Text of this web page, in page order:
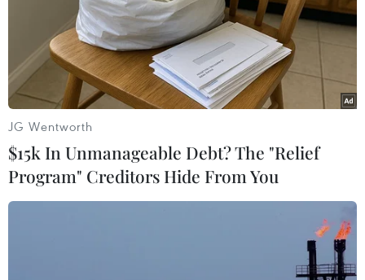
IS công bố tên thủ lĩnh mới sau cái chết
JG Wentworth
$15k In Unmanageable Debt? The "Relief
Program" Creditors Hide From You